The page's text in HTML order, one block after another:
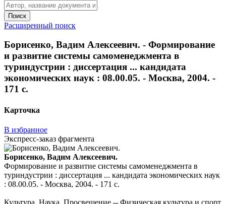
Поиск
Расширенный поиск
Борисенко, Вадим Алексеевич. - Формирование
и развитие системы самоменеджмента в
туриндустрии : диссертация ... кандидата
экономических наук : 08.00.05. - Москва, 2004. -
171 с.
Карточка
В избранное
Экспресс-заказ фрагмента
Борисенко, Вадим Алексеевич.
Формирование и развитие системы самоменеджмента в
туриндустрии : диссертация ... кандидата экономических наук
: 08.00.05. - Москва, 2004. - 171 с.
Культура. Наука. Просвещение -- Физическая культура и спорт